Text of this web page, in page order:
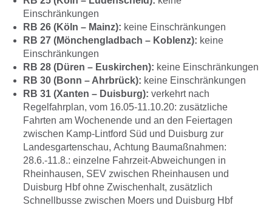
Einschränkungen
RB 26 (Köln – Mainz): keine Einschränkungen
RB 27 (Mönchengladbach – Koblenz): keine
Einschränkungen
RB 28 (Düren – Euskirchen): keine Einschränkungen
RB 30 (Bonn – Ahrbrück): keine Einschränkungen
RB 31 (Xanten – Duisburg): verkehrt nach
Regelfahrplan, vom 16.05-11.10.20: zusätzliche
Fahrten am Wochenende und an den Feiertagen
zwischen Kamp-Lintford Süd und Duisburg zur
Landesgartenschau, Achtung Baumaßnahmen:
28.6.-11.8.: einzelne Fahrzeit-Abweichungen in
Rheinhausen, SEV zwischen Rheinhausen und
Duisburg Hbf ohne Zwischenhalt, zusätzlich
Schnellbusse zwischen Moers und Duisburg Hbf